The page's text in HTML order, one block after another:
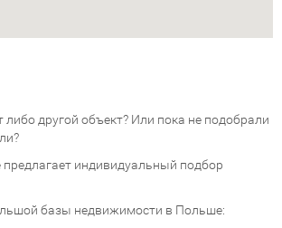
либо другой объект? Или пока не подобрали
индивидуальный подбор
базы недвижимости в Польше: